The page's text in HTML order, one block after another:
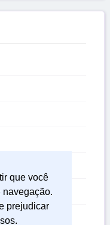
que você
navegação.
prejudicar